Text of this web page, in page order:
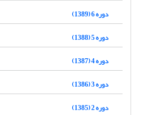
دوره 6 (1389)
دوره 5 (1388)
دوره 4 (1387)
دوره 3 (1386)
دوره 2 (1385)